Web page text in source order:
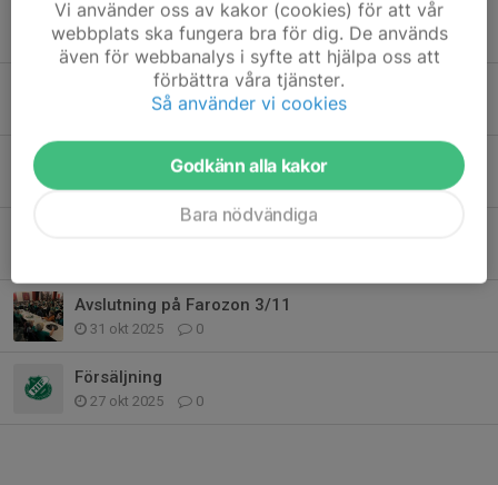
Inställd träning!
31 jan, 18:01 0
Eskilscupen 1 augusti 2026
11 jan, 09:45 0
Träning vecka 45
Avslutning på Farozon 3/11
31 okt 2025 0
Försäljning
27 okt 2025 0
Vi använder oss av kakor (cookies) för att vår
webbplats ska fungera bra för dig. De används
även för webbanalys i syfte att hjälpa oss att
förbättra våra tjänster.
Så använder vi cookies
Godkänn alla kakor
Bara nödvändiga